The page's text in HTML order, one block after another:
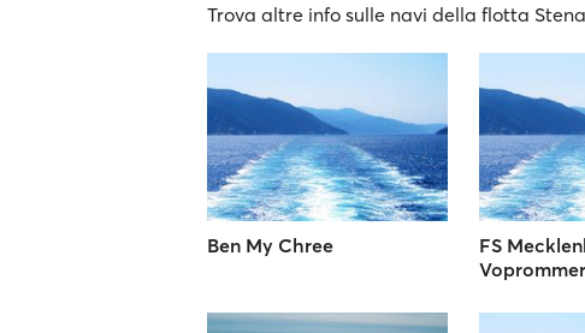
Trova altre info sulle navi della flotta
Ben My Chree
FS